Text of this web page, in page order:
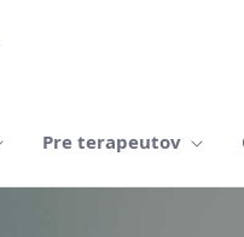
Pre terapeutov